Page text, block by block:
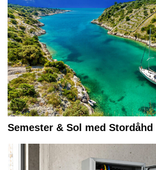
Semester & Sol med Stordåhd